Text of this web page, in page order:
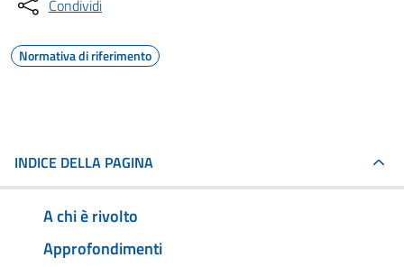
Condividi
Normativa di riferimento
INDICE DELLA PAGINA
A chi è rivolto
Approfondimenti